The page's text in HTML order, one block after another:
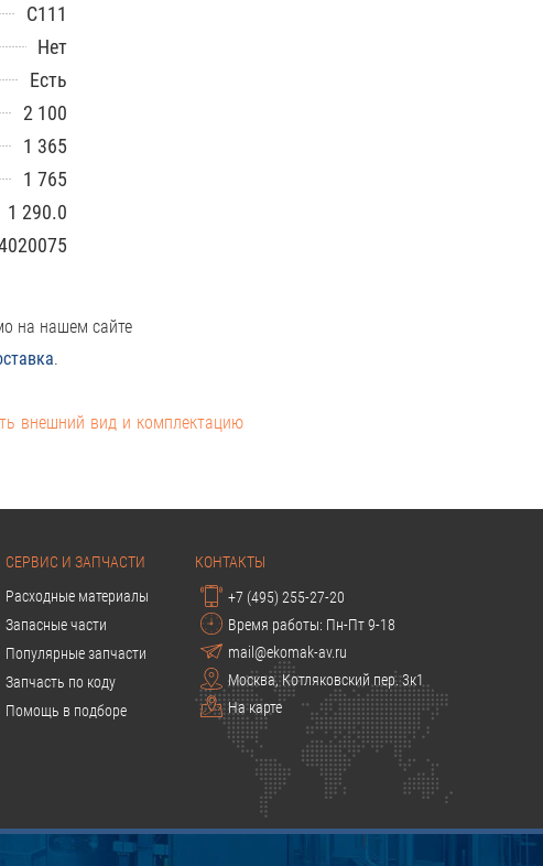
C111
Нет
Есть
2 100
1 365
1 765
1 290.0
на нашем сайте
.
внешний вид и комплектацию
СЕРВИС И ЗАПЧАСТИ
Расходные материалы
Запасные части
Популярные запчасти
Запчасть по коду
Помощь в подборе
КОНТАКТЫ
+7 (495) 255-27-20
Время работы: Пн-Пт 9-18
mail@ekomak-av.ru
Москва, Котляковский пер. 3к1
На карте